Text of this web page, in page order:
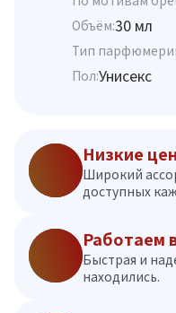
Объём:30 мл
Тип
Пол:Унисекс
Низкие
Широкий
доступных
Работаем
Быстрая и
находились.